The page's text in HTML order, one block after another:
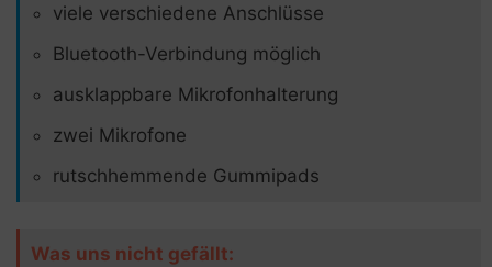
viele verschiedene Anschlüsse
Bluetooth-Verbindung möglich
ausklappbare Mikrofonhalterung
zwei Mikrofone
rutschhemmende Gummipads
Was uns nicht gefällt: